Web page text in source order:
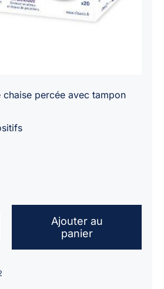
chaise percée avec tampon
Ajouter au
panier